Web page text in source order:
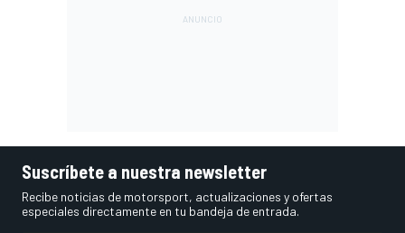
Suscríbete a nuestra newsletter
Recibe noticias de motorsport, actualizaciones y ofertas
especiales directamente en tu bandeja de entrada.